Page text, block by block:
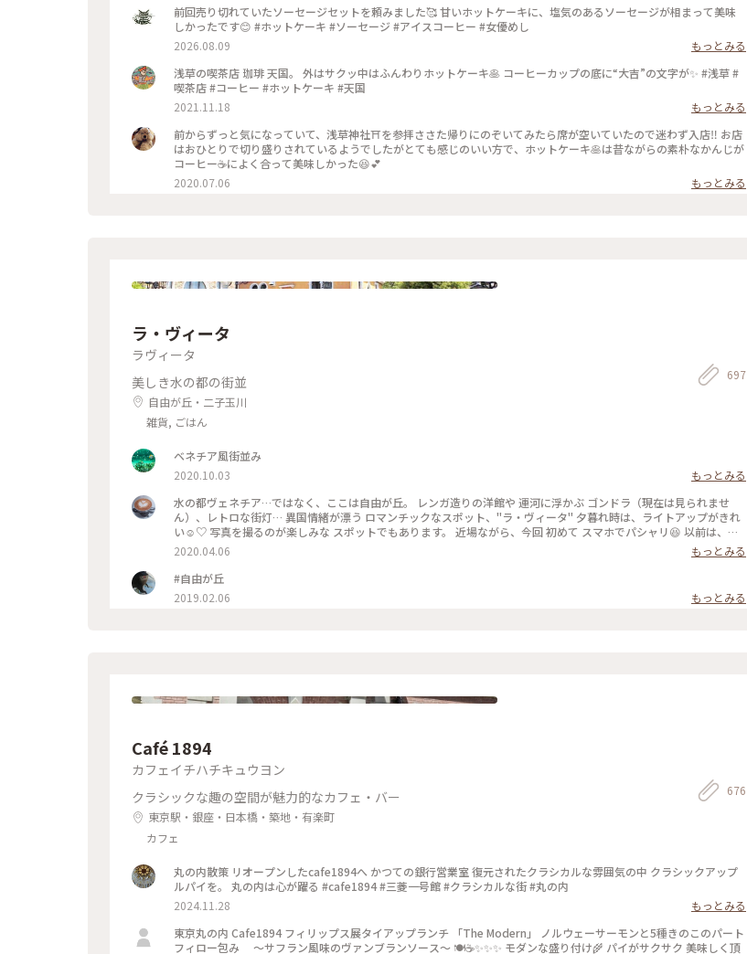
前回売り切れていたソーセージセットを頼みました🥰 甘いホットケーキに、塩気のあるソーセージが相まって美味
しかったです😊 #ホットケーキ #ソーセージ #アイスコーヒー #女優めし
2026.08.09
もっとみる
浅草の喫茶店 珈琲 天国。 外はサクッ中はふんわりホットケーキ🥞 コーヒーカップの底に“大吉”の文字が✨ #浅草 #
喫茶店 #コーヒー #ホットケーキ #天国
2021.11.18
もっとみる
前からずっと気になっていて、浅草神社⛩を参拝ささた帰りにのぞいてみたら席が空いていたので迷わず入店‼️ お店
はおひとりで切り盛りされているようでしたがとても感じのいい方で、ホットケーキ🥞は昔ながらの素朴なかんじが
コーヒー☕️によく合って美味しかった😆💕
2020.07.06
もっとみる
ラ・ヴィータ
ラヴィータ
美しき水の都の街並
自由が丘・二子玉川
雑貨, ごはん
697
ベネチア風街並み
2020.10.03
もっとみる
水の都ヴェネチア…ではなく、ここは自由が丘。 レンガ造りの洋館や 運河に浮かぶ ゴンドラ（現在は見られませ
ん）、レトロな街灯… 異国情緒が漂う ロマンチックなスポット、"ラ・ヴィータ" 夕暮れ時は、ライトアップがきれ
い☺️♡ 写真を撮るのが楽しみな スポットでもあります。 近場ながら、今回 初めて スマホでパシャリ😆 以前は、お
気に入りの テニスショップがありましたが、店舗は 何代か変わり…今は、革製品のお店や インテリア雑貨のお店な
どが 入っています。 #わたしの散歩道 #メルヘン #春の訪れ #ラヴィータ #ヴェネチアの街並み #商業施設 #写真映え
スポット #自由が丘 #わたしの街 #ことりっぷ東京
2020.04.06
もっとみる
#自由が丘
2019.02.06
もっとみる
Café 1894
カフェイチハチキュウヨン
クラシックな趣の空間が魅力的なカフェ・バー
東京駅・銀座・日本橋・築地・有楽町
カフェ
676
丸の内散策 リオープンしたcafe1894へ かつての銀行営業室 復元されたクラシカルな雰囲気の中 クラシックアップ
ルパイを。 丸の内は心が躍る #cafe1894 #三菱一号館 #クラシカルな街 #丸の内
2024.11.28
もっとみる
東京丸の内 Cafe1894 フィリップス展タイアップランチ 「The Modern」 ノルウェーサーモンと5種きのこのパート
フィロー包み ～サフラン風味のヴァンブランソース～ 🍽☕️✨✨✨ モダンな盛り付け🌾 パイがサクサク 美味しく頂